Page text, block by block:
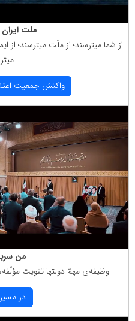
ملت ایران
از شما میترسند؛ از ملّت میترسند؛ از
واكنش جمعیت
من
وظیفه‌ی مهمّ دولتها تقویت
در